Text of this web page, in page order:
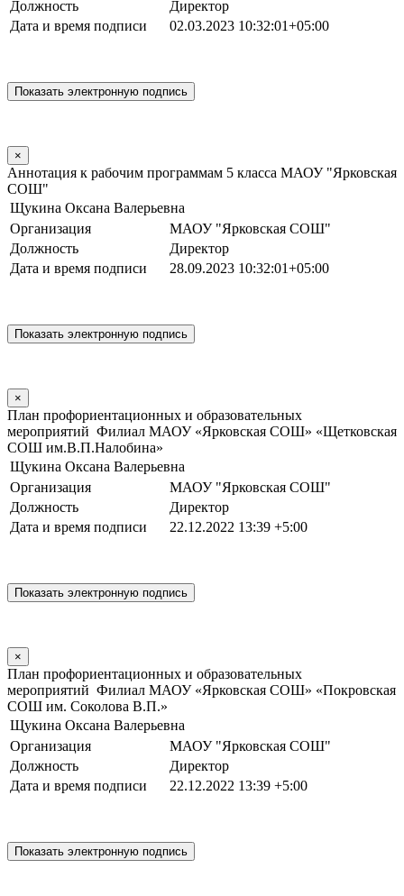
Должность
Директор
Дата и время подписи
02.03.2023 10:32:01+05:00
×
Аннотация к рабочим программам 5 класса МАОУ "Ярковская
СОШ"
Щукина Оксана Валерьевна
Организация
МАОУ "Ярковская СОШ"
Должность
Директор
Дата и время подписи
28.09.2023 10:32:01+05:00
×
План профориентационных и образовательных
мероприятий Филиал МАОУ «Ярковская СОШ» «Щетковская
СОШ им.В.П.Налобина»
Щукина Оксана Валерьевна
Организация
МАОУ "Ярковская СОШ"
Должность
Директор
Дата и время подписи
22.12.2022 13:39 +5:00
×
План профориентационных и образовательных
мероприятий Филиал МАОУ «Ярковская СОШ» «Покровская
СОШ им. Соколова В.П.»
Щукина Оксана Валерьевна
Организация
МАОУ "Ярковская СОШ"
Должность
Директор
Дата и время подписи
22.12.2022 13:39 +5:00